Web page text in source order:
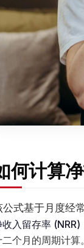
何计算
公式基于月度经
收入留存率 (NRR)
个月的周期计算。